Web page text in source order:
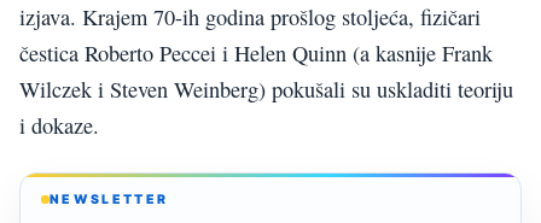
izjava. Krajem 70-ih godina prošlog stoljeća, fizičari
čestica Roberto Peccei i Helen Quinn (a kasnije Frank
Wilczek i Steven Weinberg) pokušali su uskladiti teoriju
i dokaze.
NEWSLETTER